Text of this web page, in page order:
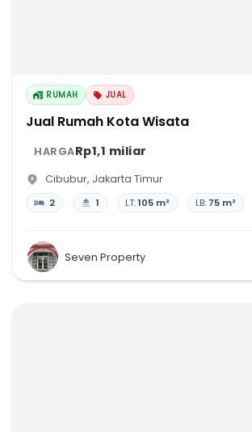
RUMAH JUAL
Jual Rumah Kota Wisata
HARGARp1,1 miliar
Cibubur, Jakarta Timur
2 1 LT:105 m² LB: 75 m²
Seven Property